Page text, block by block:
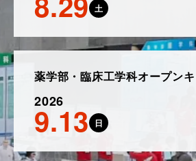
土
薬学部・臨床工学科オープン
2026
9.13 日